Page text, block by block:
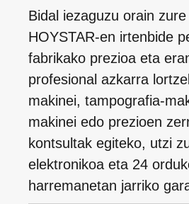
Bidal iezaguzu orain
HOYSTAR-en irtenbide
fabrikako prezioa eta
profesional azkarra
makinei, tampografia-
makinei edo prezioen
kontsultak egiteko, utzi
elektronikoa eta 24
harremanetan jarriko